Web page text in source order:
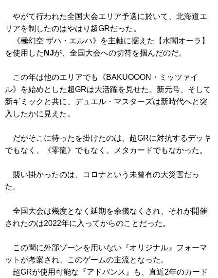
やがて行われた全国大会エリア予選に於いて、北海道エ
リアを制したのはやはり超GRだった。
《極幻空 ザハ・エルハ》
を主軸に据えた【水闇オーラ】
を使用した NJが、全国大会への切符を掴んだのだ。
この年は他のエリアでも
《BAKUOOON・ミッツァイ
ル》
を始めとした超GRは大活躍を見せた。新元号、そして
新ギミックと共に、デュエル・マスターズは新時代へと突
入したかに見えた。
だがそこに待ったを掛けたのは、超GRに対抗するデッキ
でもなく、
《零龍》 でもなく、メタカードでもなかった。
襲い掛かったのは、コロナという未曾有の大災害だっ
た。
全国大会は幾度となく延期を余儀なくされ、それが開催
されたのは2022年に入ってからのことだった。
この間に外部ゾーンを用いない『オリジナル』フォーマ
ットが考案され、このゲームの主流となった。
超GRが使用可能な『アドバンス』も、直近2年のカード